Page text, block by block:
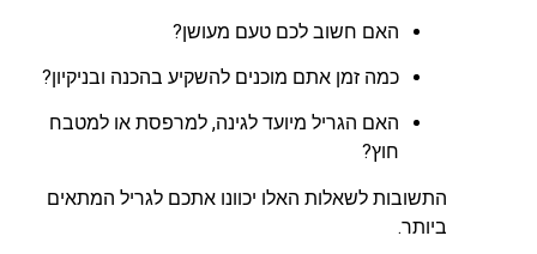
האם חשוב לכם טעם מעושן?
כמה זמן אתם מוכנים להשקיע בהכנה ובניקיון?
האם הגריל מיועד לגינה, למרפסת או למטבח
חוץ?
התשובות לשאלות האלו יכוונו אתכם לגריל המתאים
ביותר.